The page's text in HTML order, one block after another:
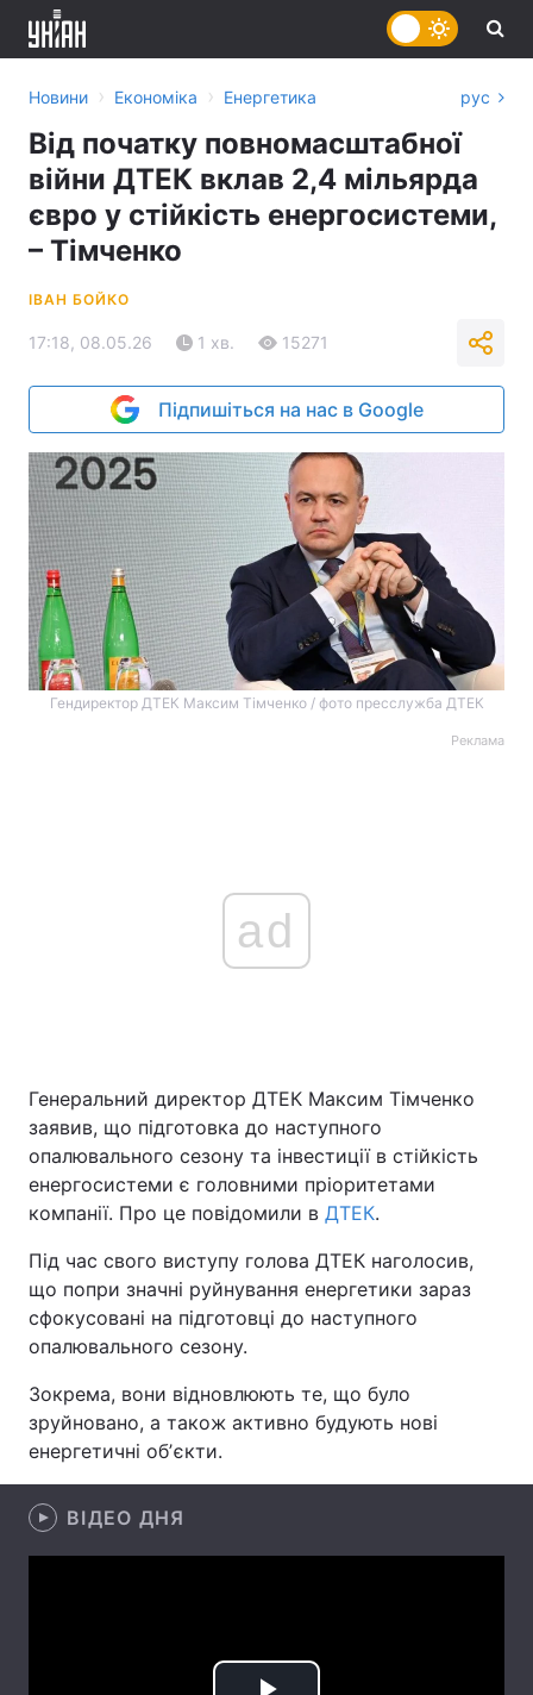
Головна Війна
Україна Політика
Економіка Світ
Спорт Наука
Зброя Інциденти
Здоров'я Туризм
Цікавинки
Новини › Економіка › Енергетика рус
Від початку повномасштабної
війни ДТЕК вклав 2,4 мільярда
євро у стійкість енергосистеми,
– Тімченко
ІВАН БОЙКО
17:18, 08.05.26 1 хв. 15271
Підпишіться на нас в Google
Гендиректор ДТЕК Максим Тімченко / фото пресслужба ДТЕК
Реклама
ad
Генеральний директор ДТЕК Максим Тімченко
заявив, що підготовка до наступного
опалювального сезону та інвестиції в стійкість
енергосистеми є головними пріоритетами
компанії. Про це повідомили в ДТЕК.
Під час свого виступу голова ДТЕК наголосив,
що попри значні руйнування енергетики зараз
сфокусовані на підготовці до наступного
опалювального сезону.
Зокрема, вони відновлюють те, що було
зруйновано, а також активно будують нові
енергетичні обʼєкти.
ВІДЕО ДНЯ